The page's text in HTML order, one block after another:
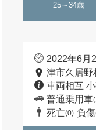
25～34歳
2022年6月
津市久居野
車両相互
普通乗用車
死亡(0) 負傷